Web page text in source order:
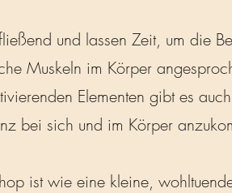
und lassen Zeit, um die
Muskeln im Körper
Elementen gibt es
bei sich und im Körper
ist wie eine kleine,